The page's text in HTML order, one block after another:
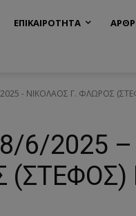
ΕΠΙΚΑΙΡΟΤΗΤΑ
2025 - ΝΙΚΟΛΑΟΣ Γ. ΦΛΩΡΟΣ
6/2025 –
(ΣΤΕΦΟΣ)